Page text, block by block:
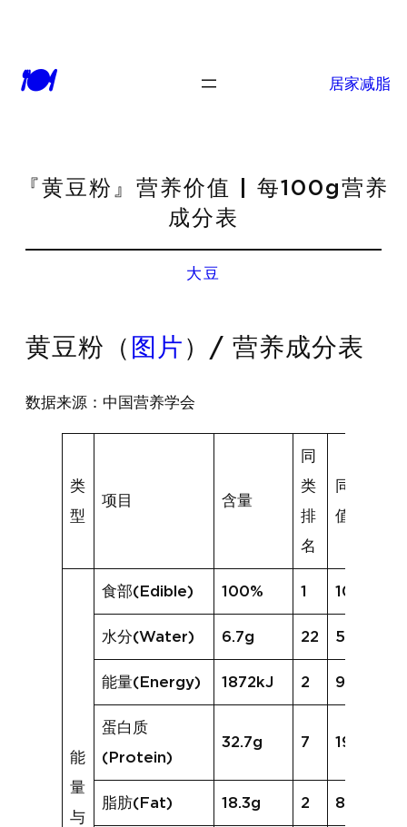
🍽 居家减脂
『黄豆粉』营养价值 | 每100g营养
成分表
大豆
黄豆粉（ 图片 ）/ 营养成分表
数据来源：中国营养学会
类
型
项目 含量
同
类
排
名
同类均
值
能
量
与
食部(Edible) 100% 1 100%
水分(Water) 6.7g 22 51.4g
能量(Energy) 1872kJ 2 959kJ
蛋白质
(Protein)
32.7g 7 19.5g
脂肪(Fat) 18.3g 2 8.6g